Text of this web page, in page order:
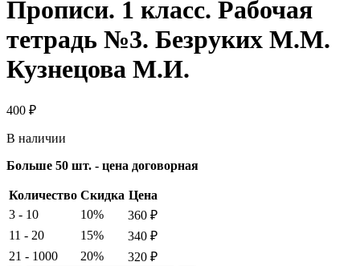
Прописи. 1 класс. Рабочая
тетрадь №3. Безруких М.М.
Кузнецова М.И.
400 ₽
В наличии
Больше 50 шт. - цена договорная
Количество Скидка Цена
3 - 10
10% 360 ₽
11 - 20
15% 340 ₽
21 - 1000
20% 320 ₽